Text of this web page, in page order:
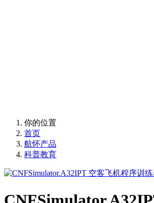
你的位置
首页
航怀产品
科普教育